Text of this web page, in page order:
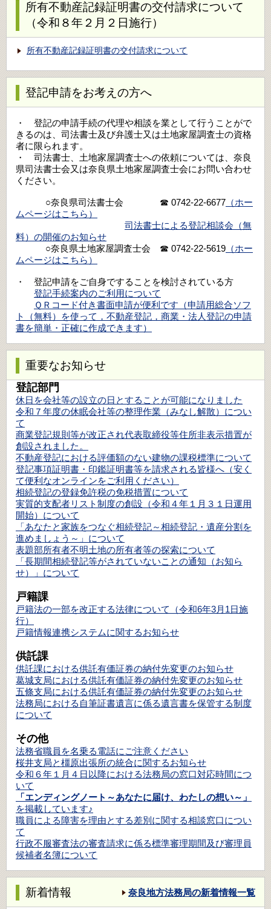
所有不動産記録証明書の交付請求について
（令和８年２月２日施行）
所有不動産記録証明書の交付請求について
登記申請をお考えの方へ
・ 登記の申請手続の代理や相談を業として行うことがで
きるのは、司法書士及び弁護士又は土地家屋調査士の資格
者に限られます。
・ 司法書士、土地家屋調査士への依頼については、奈良
県司法書士会又は奈良県土地家屋調査士会にお問い合わせ
ください。
○奈良県司法書士会 ☎ 0742-22-6677 （ホー
ムページはこちら）
司法書士による登記相談会（無
料）の開催のお知らせ
○奈良県土地家屋調査士会 ☎ 0742-22-5619 （ホー
ムページはこちら）
・ 登記申請をご自身ですることを検討されている方
登記手続案内のご利用について
ＱＲコード付き書面申請が便利です（申請用総合ソフ
ト（無料）を使って，不動産登記，商業・法人登記の申請
書を簡単・正確に作成できます）
重要なお知らせ
登記部門
休日を会社等の設立の日とすることが可能になりました
令和７年度の休眠会社等の整理作業（みなし解散）につい
て
商業登記規則等が改正され代表取締役等住所非表示措置が
創設されました。
不動産登記における評価額のない建物の課税標準について
登記事項証明書・印鑑証明書等を請求される皆様へ（安く
て便利なオンラインをご利用ください）
相続登記の登録免許税の免税措置について
実質的支配者リスト制度の創設（令和４年１月３１日運用
開始）について
「あなたと家族をつなぐ相続登記～相続登記・遺産分割を
進めましょう～」について
表題部所有者不明土地の所有者等の探索について
「長期間相続登記等がされていないことの通知（お知ら
せ）」について
戸籍課
戸籍法の一部を改正する法律について（令和6年3月1日施
行）
戸籍情報連携システムに関するお知らせ
供託課
供託課における供託有価証券の納付先変更のお知らせ
葛城支局における供託有価証券の納付先変更のお知らせ
五條支局における供託有価証券の納付先変更のお知らせ
法務局における自筆証書遺言に係る遺言書を保管する制度
について
その他
法務省職員を名乗る電話にご注意ください
桜井支局と橿原出張所の統合に関するお知らせ
令和６年１月４日以降における法務局の窓口対応時間につ
いて
「エンディングノート～あなたに届け、わたしの想い～」
を掲載しています♪
職員による障害を理由とする差別に関する相談窓口につい
て
行政不服審査法の審査請求に係る標準審理期間及び審理員
候補者名簿について
奈良地方法務局の新着情報一覧
新着情報